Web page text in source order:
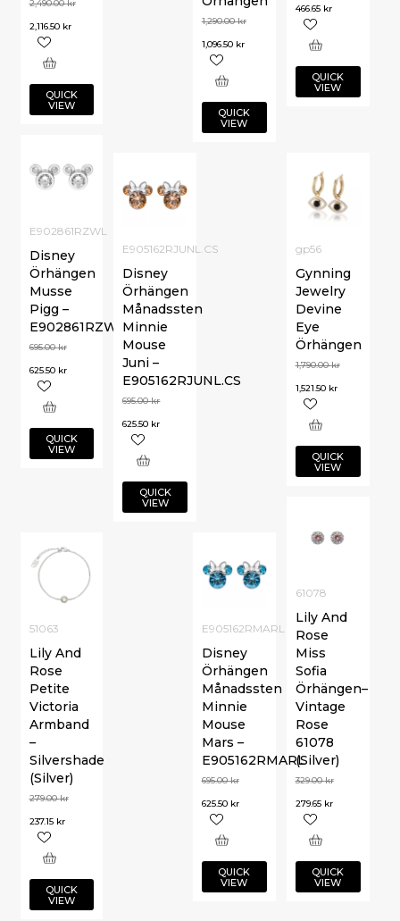
466.65 kr
QUICK
VIEW
2,490.00kr
2,116.50 kr
QUICK
VIEW
1,290.00kr
1,096.50 kr
QUICK
VIEW
E902861RZWL
Disney
Örhängen
Musse
Pigg –
E902861RZWL
695.00kr
625.50 kr
QUICK
VIEW
gp56
Gynning
Jewelry
Devine
Eye
Örhängen
1,790.00kr
1,521.50 kr
QUICK
VIEW
E905162RJUNL.CS
Disney
Örhängen
Månadssten
Minnie
Mouse
Juni –
E905162RJUNL.CS
695.00kr
625.50 kr
QUICK
VIEW
61078
Lily And
Rose
Miss
Sofia
Örhängen–
Vintage
Rose
61078
(Silver)
329.00kr
279.65 kr
QUICK
VIEW
51063
Lily And
Rose
Petite
Victoria
Armband
–
Silvershade
(Silver)
279.00kr
237.15 kr
QUICK
VIEW
E905162RMARL
Disney
Örhängen
Månadssten
Minnie
Mouse
Mars –
E905162RMARL
695.00kr
625.50 kr
QUICK
VIEW